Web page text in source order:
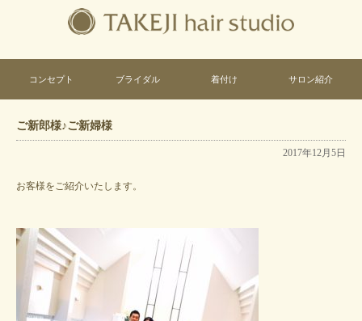
コンセプト ブライダル 着付け サロン紹介
ご新郎様♪ご新婦様
2017年12月5日
お客様をご紹介いたします。